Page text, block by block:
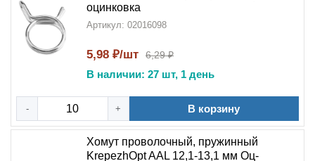
оцинковка
Артикул: 02016098
5,98 ₽/шт 6,29 ₽
В наличии: 27 шт, 1 день
- + В корзину
Хомут проволочный, пружинный
KrepezhOpt AAL 12,1-13,1 мм Оц-